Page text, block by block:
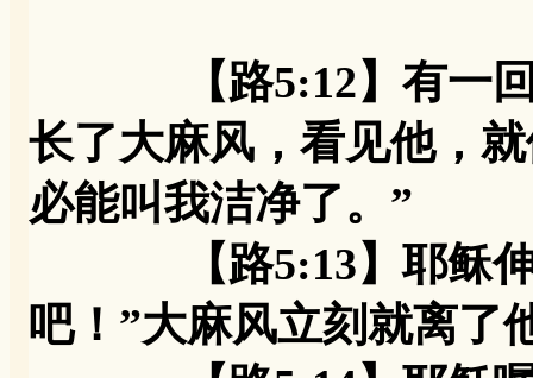
【路5:12】有一
长了大麻风，看见他，
必能叫我洁净了。”
【路5:13】耶稣伸手
吧！”大麻风立刻就离了